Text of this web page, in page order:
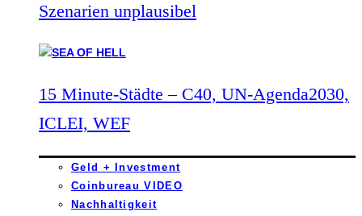
Szenarien unplausibel
15 Minute-Städte – C40, UN-Agenda2030,
ICLEI, WEF
Geld + Investment
Coinbureau VIDEO
Nachhaltigkeit